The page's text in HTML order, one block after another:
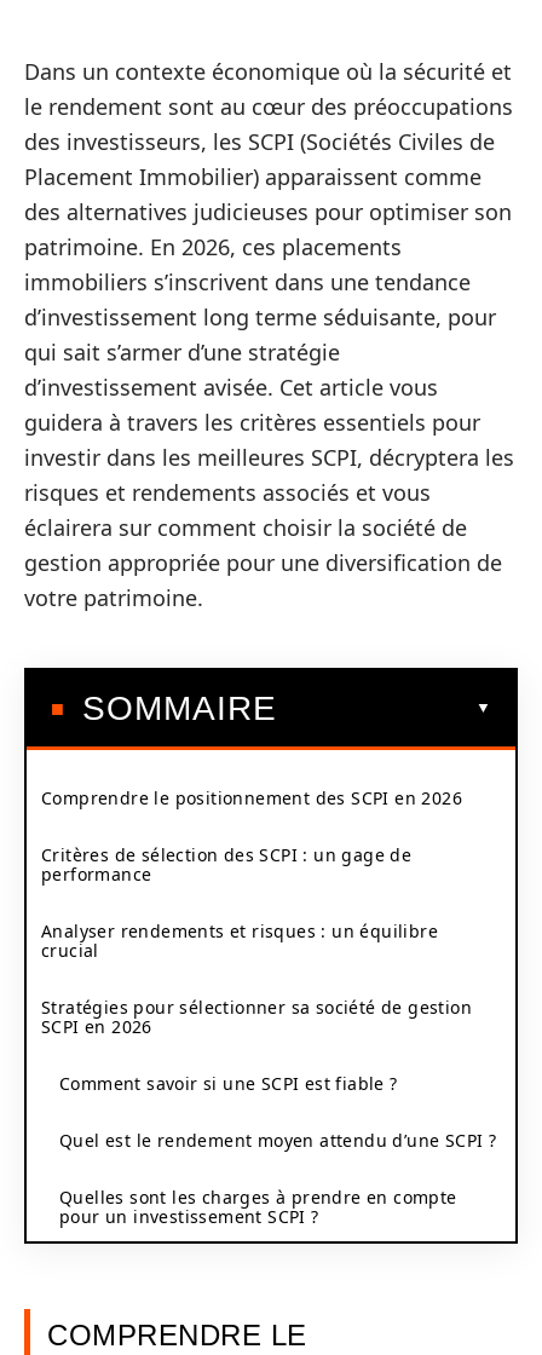
Dans un contexte économique où la sécurité et
le rendement sont au cœur des préoccupations
des investisseurs, les SCPI (Sociétés Civiles de
Placement Immobilier) apparaissent comme
des alternatives judicieuses pour optimiser son
patrimoine. En 2026, ces placements
immobiliers s’inscrivent dans une tendance
d’investissement long terme séduisante, pour
qui sait s’armer d’une stratégie
d’investissement avisée. Cet article vous
guidera à travers les critères essentiels pour
investir dans les meilleures SCPI, décryptera les
risques et rendements associés et vous
éclairera sur comment choisir la société de
gestion appropriée pour une diversification de
votre patrimoine.
SOMMAIRE
Comprendre le positionnement des SCPI en 2026
Critères de sélection des SCPI : un gage de
performance
Analyser rendements et risques : un équilibre
crucial
Stratégies pour sélectionner sa société de gestion
SCPI en 2026
Comment savoir si une SCPI est fiable ?
Quel est le rendement moyen attendu d’une SCPI ?
Quelles sont les charges à prendre en compte
pour un investissement SCPI ?
COMPRENDRE LE